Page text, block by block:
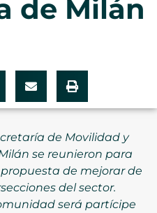
de Milán
de Movilidad y
se reunieron para
de mejorar de
del sector.
será partícipe